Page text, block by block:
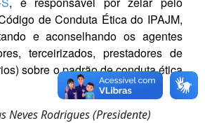
de Conduta Ética do IPAJM,
e aconselhando os agentes
terceirizados, prestadores de
sobre o padrão de conduta ética
Neves Rodrigues (Presidente)